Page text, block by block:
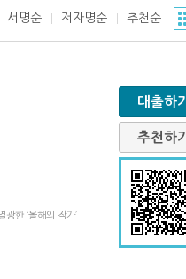
서명순 저자명순 추천순
한 ‘올해의 작가’
대출하기
추천하기